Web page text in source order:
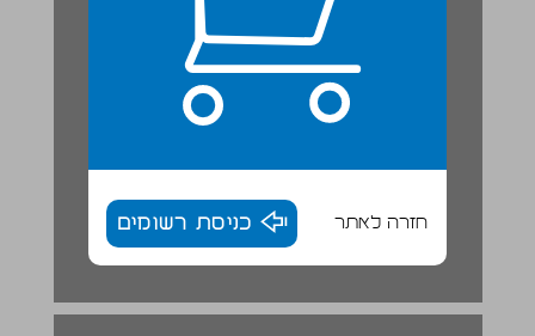
חזרה לאתר כניסת רשומים